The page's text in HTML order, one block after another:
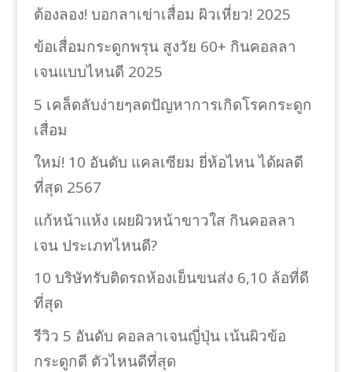
ต้องลอง! บอกลาเข่าเสื่อม ผิวเหี่ยว! 2025
ข้อเสื่อมกระดูกพรุน สูงวัย 60+ กินคอลลา
เจนแบบไหนดี 2025
5 เคล็ดลับง่ายๆลดปัญหาการเกิดโรคกระดูก
เสื่อม
ใหม่! 10 อันดับ แคลเซียม ยี่ห้อไหน ได้ผลดี
ที่สุด 2567
แก้หน้าแห้ง เผยผิวหน้าขาวใส กินคอลลา
เจน ประเภทไหนดี?
10 บริษัทรับติดรถห้องเย็นขนส่ง 6,10 ล้อที่ดี
ที่สุด
รีวิว 5 อันดับ คอลลาเจนญี่ปุ่น เน้นผิวข้อ
กระดูกดี ตัวไหนดีที่สุด